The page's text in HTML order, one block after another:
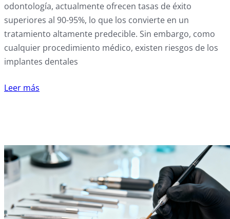
odontología, actualmente ofrecen tasas de éxito
superiores al 90-95%, lo que los convierte en un
tratamiento altamente predecible. Sin embargo, como
cualquier procedimiento médico, existen riesgos de los
implantes dentales
Leer más